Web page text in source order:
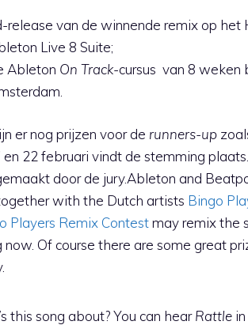
release van de winnende remix op het
Live 8 Suite;
Ableton On Track-cursus van 8 weken
er nog prijzen voor de runners-up
en 22 februari vindt de stemming
door de jury.Ableton and
with the Dutch artists Bingo
Players Remix Contestmay remix the
now. Of course there are some great
this song about? You can hearRattle